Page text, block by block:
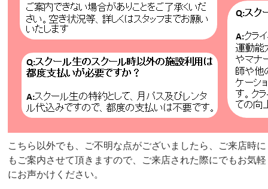
こちら以外でも、ご不明な点がございましたら、ご来店時に
もご案内させて頂きますので、ご来店された際にでもお気軽
にお声かけください。